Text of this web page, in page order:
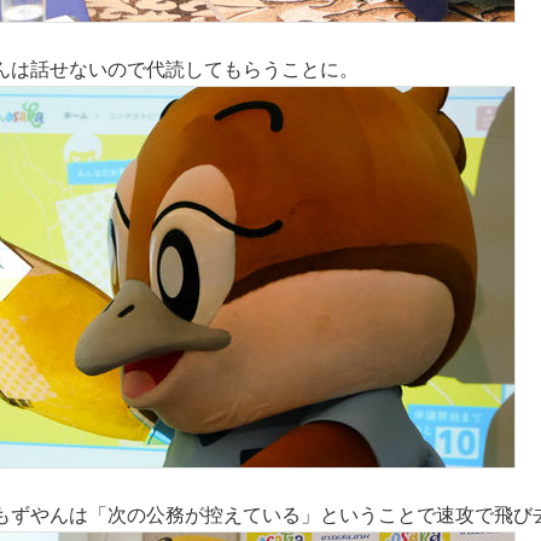
話せないので代読してもらうことに。
ずやんは「次の公務が控えている」ということで速攻で飛び